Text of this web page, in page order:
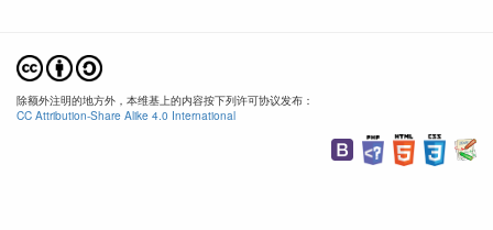
除额外注明的地方外，本维基上的内容按下列许可协议发布：
CC Attribution-Share Alike 4.0 International